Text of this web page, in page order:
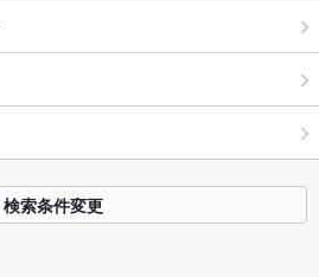
検索条件変更